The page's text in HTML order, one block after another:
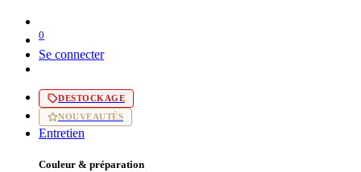
0
Se connecter
DESTOCKAGE
NOUVEAUTÉS
Entretien
Couleur & préparation